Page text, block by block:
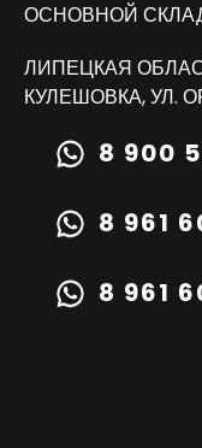
ОСНОВНОЙ
ЛИПЕЦКАЯ
КУЛЕШОВКА, УЛ.
8 900
8 961
8 961